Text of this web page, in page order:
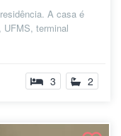
A casa é
terminal
3 2